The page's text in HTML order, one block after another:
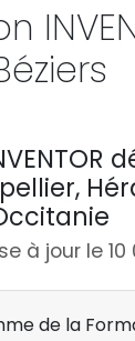
à jour le 10
Programme de la